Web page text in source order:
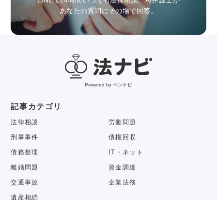
あなたの質問にその場で回答。
Powered by ベンナビ
記事カテゴリ
法律相談 労働問題
刑事事件 債権回収
債務整理 IT・ネット
離婚問題 資金調達
交通事故 企業法務
遺産相続